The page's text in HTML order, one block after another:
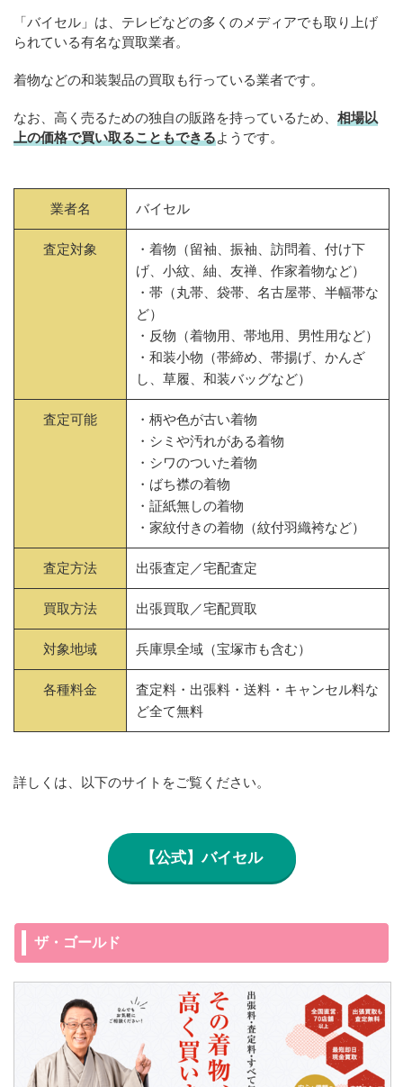
「バイセル」は、テレビなどの多くのメディアでも取り上げ
られている有名な買取業者。
着物などの和装製品の買取も行っている業者です。
なお、高く売るための独自の販路を持っているため、 相場以
上の価格で買い取ることもできるようです。
業者名 バイセル
査定対象
・着物（留袖、振袖、訪問着、付け下
げ、小紋、紬、友禅、作家着物など）
・帯（丸帯、袋帯、名古屋帯、半幅帯な
ど）
・反物（着物用、帯地用、男性用など）
・和装小物（帯締め、帯揚げ、かんざ
し、草履、和装バッグなど）
査定可能
・柄や色が古い着物
・シミや汚れがある着物
・シワのついた着物
・ばち襟の着物
・証紙無しの着物
・家紋付きの着物（紋付羽織袴など）
査定方法 出張査定／宅配査定
買取方法 出張買取／宅配買取
対象地域 兵庫県全域（宝塚市も含む）
各種料金
査定料・出張料・送料・キャンセル料な
ど全て無料
詳しくは、以下のサイトをご覧ください。
【公式】バイセル
ザ・ゴールド